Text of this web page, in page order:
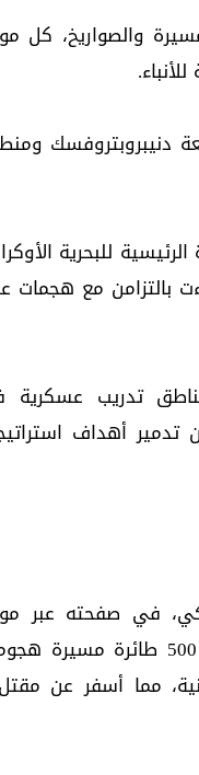
والصواريخ، كل
دنيبروبتروفسك
للبحرية
بالتزامن مع هجمات
تدريب
أهداف
في صفحته عبر
فيسبوك، أن روسيا أطلقت خلال الليل وحتى صباح اليوم الأحد، نحو 500